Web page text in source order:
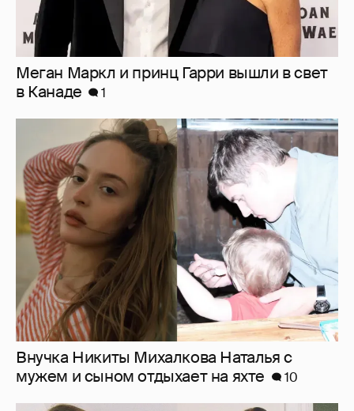
Внучка Никиты Михалкова Наталья с
мужем и сыном отдыхает на яхте